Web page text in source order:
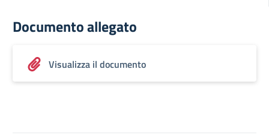
Documento allegato
Visualizza il documento